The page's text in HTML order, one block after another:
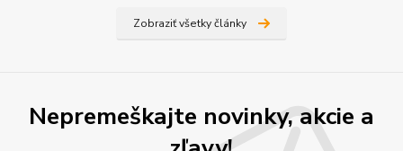
Zobraziť všetky články
Nepremeškajte novinky, akcie a